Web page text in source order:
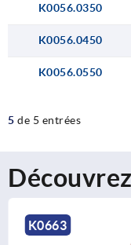
K0056.0350
K0056.0450
K0056.0550
5 de 5 entrées
K0663